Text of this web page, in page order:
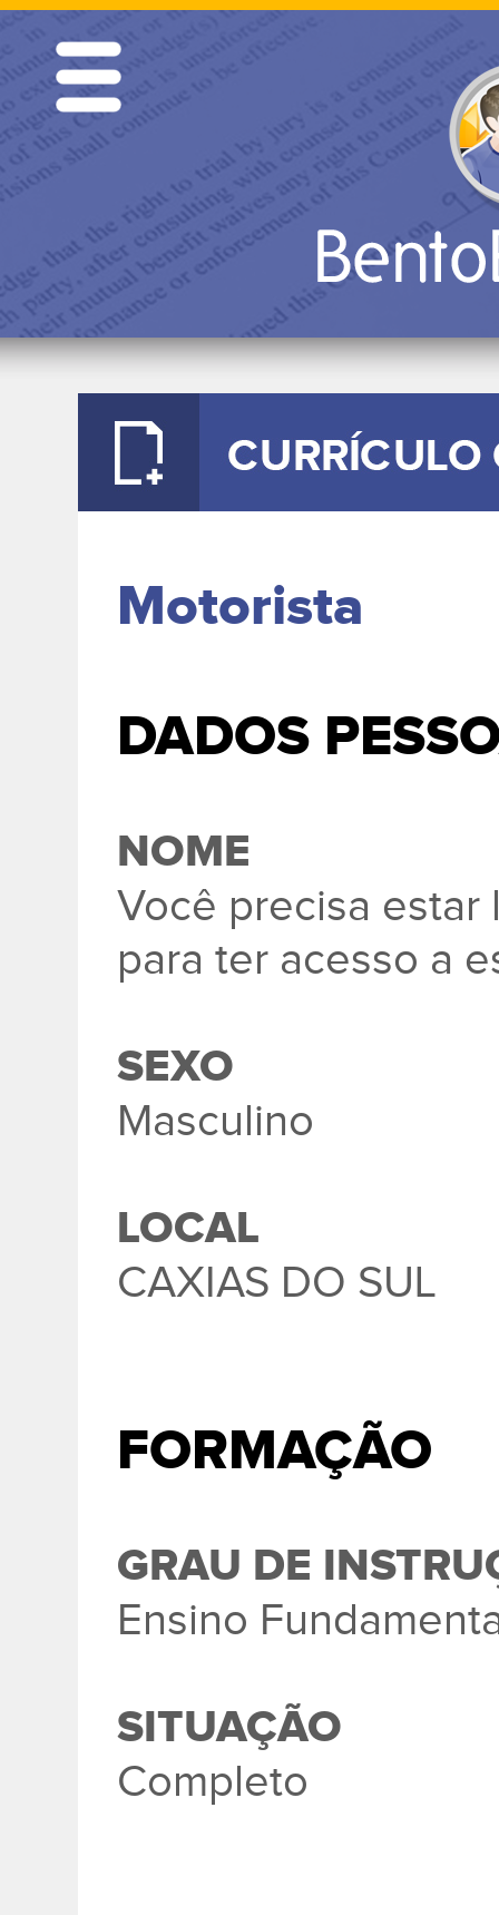
Motorista
DADOS
NOME
Você precisa
para ter acesso a
SEXO
Masculino
LOCAL
CAXIAS DO SUL
FORMAÇÃO
GRAU DE
Ensino
SITUAÇÃO
Completo